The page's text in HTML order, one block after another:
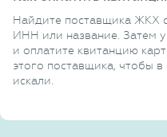
Найдите поставщика ЖКХ
ИНН или название. Затем
и оплатите квитанцию
этого поставщика, чтобы
искали.